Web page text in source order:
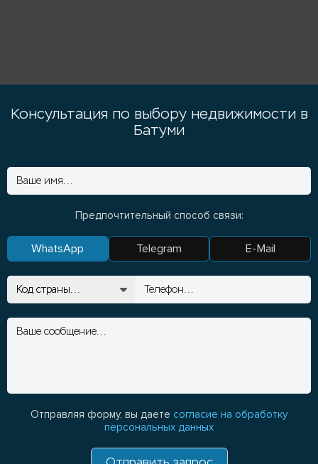
Консультация по выбору недвижимости в
Батуми
Предпочтительный способ связи:
WhatsApp Telegram E-Mail
Отправляя форму, вы даете согласие на обработку
персональных данных